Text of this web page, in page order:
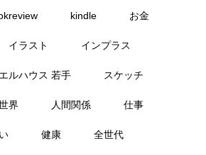
kindle お金
イラスト インプラス
エルハウス 若手 スケッチ
界 人間関係 仕事
健康 全世代